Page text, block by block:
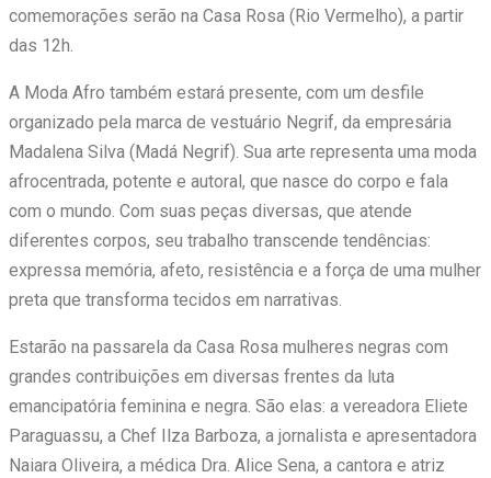
comemorações serão na Casa Rosa (Rio Vermelho), a partir
das 12h.
A Moda Afro também estará presente, com um desfile
organizado pela marca de vestuário Negrif, da empresária
Madalena Silva (Madá Negrif). Sua arte representa uma moda
afrocentrada, potente e autoral, que nasce do corpo e fala
com o mundo. Com suas peças diversas, que atende
diferentes corpos, seu trabalho transcende tendências:
expressa memória, afeto, resistência e a força de uma mulher
preta que transforma tecidos em narrativas.
Estarão na passarela da Casa Rosa mulheres negras com
grandes contribuições em diversas frentes da luta
emancipatória feminina e negra. São elas: a vereadora Eliete
Paraguassu, a Chef Ilza Barboza, a jornalista e apresentadora
Naiara Oliveira, a médica Dra. Alice Sena, a cantora e atriz